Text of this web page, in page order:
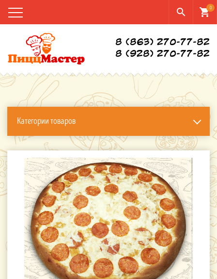
shopping_cart0
search
8 (863) 270-77-82
8 (928) 270-77-82
Категории товаров